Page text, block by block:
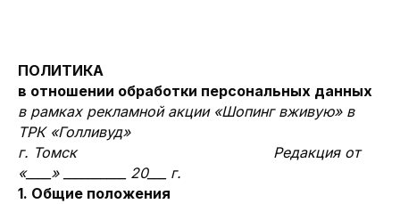
ПОЛИТИКА
в отношении обработки персональных данных
в рамках рекламной акции «Шопинг вживую» в
ТРК «Голливуд»
г. Томск Редакция от
«____» __________ 20___ г.
1. Общие положения